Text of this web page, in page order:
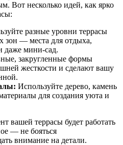
Вот несколько идей, как ярко
разные уровни террасы
зон — места для отдыха,
даже мини-сад.
закругленные формы
жесткости и сделают вашу
Используйте дерево, камень
для создания уюта и
вашей террасы будет работать
— не бояться
внимание на детали.